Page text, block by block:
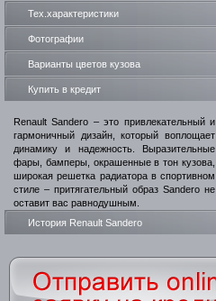
Тех.характеристики
Фотографии
Варианты цветов кузова
Купить в кредит
Renault Sandero – это привлекательный и
гармоничный дизайн, который воплощает
динамику и надежность. Выразительные
фары, бамперы, окрашенные в тон кузова,
широкая решетка радиатора в спортивном
стиле – притягательный образ Sandero не
оставит вас равнодушным.
История Renault Sandero